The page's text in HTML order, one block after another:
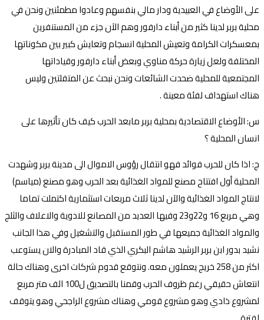
على الأوضاع في العبيدية ودار مالي بنفسهم وعادوا مطمئنين ونحن في
محلية بربر لدينا كثير من أبناء دارفور وهم الآن جزء من المستنفرين
بمعسكرات الكرامة وتعيش المحلية انسجام وتعايش كبير بين مكوناتها
المختلفة ولعل زيارة حركة مناوي وبعض أبناء دارفور وقياداتها
المجتمعية للمحلية ضحدت الشائعات ونحن نبحث عن المتفلتين وليس
هناك استهداف لفئة معينة .
س: الأوضاع الاقتصادية بمحلية بربر مابعد الحرب كيف كان تأثيرها على
انسان المحلية ؟
ج: اذا كان للحرب فوائد فهو انتقال رؤوس الاموال الى مدينة بربر وشهدت
المحلية أول افتتاح مصنع للمواد الغذائية بعد الحرب وهو مصنع (مياسم)
لانتاج المواد الغذائية والآن لدينا ثلاث مربعات استثمارية اكتملت تماما
وهي مربع 16 و22و23 وفيها العديد من المصانع للادوية والاعلاف والثلج
والمواد الغذائية جميعها في طور المستقبل والتشغيل وفي هذا الجانب
نشيد بدور ابن بربر الرشيد هاشم البكري الذي قاد المبادرة والان يستوعب
اكثر من 258 خريج يعملون معه. ونتوقع قدوم شركات اخرى وهناك حالة
انتعاش حقيقي رغم ظروف الحرب وقمنا بالتصديق ل100 الف متر مربع
لمشروع ذادي وهو مشروع قومي وهناك مشروع الراجحي وهو يتوقف